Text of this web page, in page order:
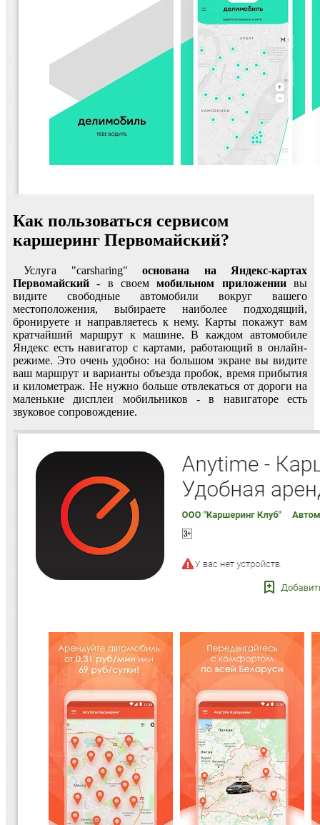
Как пользоваться сервисом
каршеринг Первомайский?
Услуга "carsharing" основана на Яндекс-картах
Первомайский - в своеммобильном приложениивы
видите свободные автомобили вокруг вашего
местоположения, выбираете наиболее подходящий,
бронируете и направляетесь к нему. Карты покажут вам
кратчайший маршрут к машине. В каждом автомобиле
Яндекс есть навигатор с картами, работающий в онлайн-
режиме. Это очень удобно: на большом экране вы видите
ваш маршрут и варианты объезда пробок, время прибытия
и километраж. Не нужно больше отвлекаться от дороги на
маленькие дисплеи мобильников - в навигаторе есть
звуковое сопровождение.